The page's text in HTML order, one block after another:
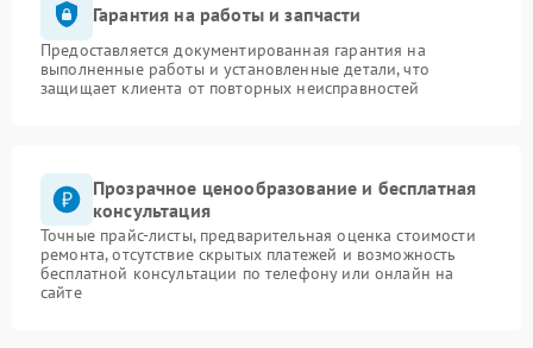
Гарантия на работы и запчасти
Предоставляется документированная гарантия на
выполненные работы и установленные детали, что
защищает клиента от повторных неисправностей
Прозрачное ценообразование и бесплатная
консультация
Точные прайс-листы, предварительная оценка стоимости
ремонта, отсутствие скрытых платежей и возможность
бесплатной консультации по телефону или онлайн на
сайте